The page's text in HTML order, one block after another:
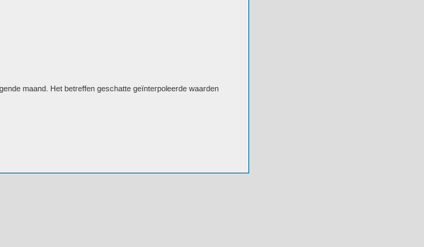
maand. Het betreffen geschatte geïnterpoleerde waarden